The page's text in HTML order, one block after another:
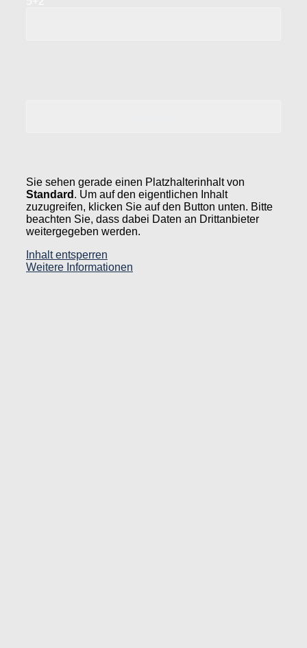
Sie sehen gerade einen Platzhalterinhalt von
Standard . Um auf den eigentlichen Inhalt
zuzugreifen, klicken Sie auf den Button unten. Bitte
beachten Sie, dass dabei Daten an Drittanbieter
weitergegeben werden.
Inhalt entsperren
Weitere Informationen